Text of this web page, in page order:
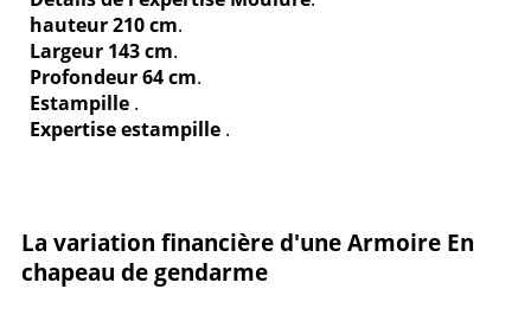
hauteur 210 cm.
Largeur 143 cm.
Profondeur 64 cm.
Estampille .
Expertise estampille .
La variation financière d'une Armoire En
chapeau de gendarme